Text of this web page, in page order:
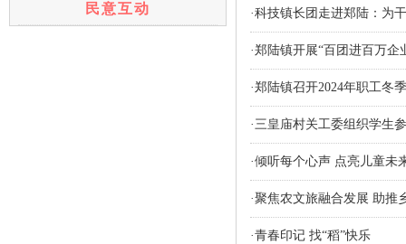
民意互动 ·科技镇长团走进郑陆：为
·郑陆镇开展“百团进百万
·郑陆镇召开2024年职工冬
·三皇庙村关工委组织学生
·倾听每个心声 点亮儿童未
·聚焦农文旅融合发展 助推
·青春印记 找“稻”快乐